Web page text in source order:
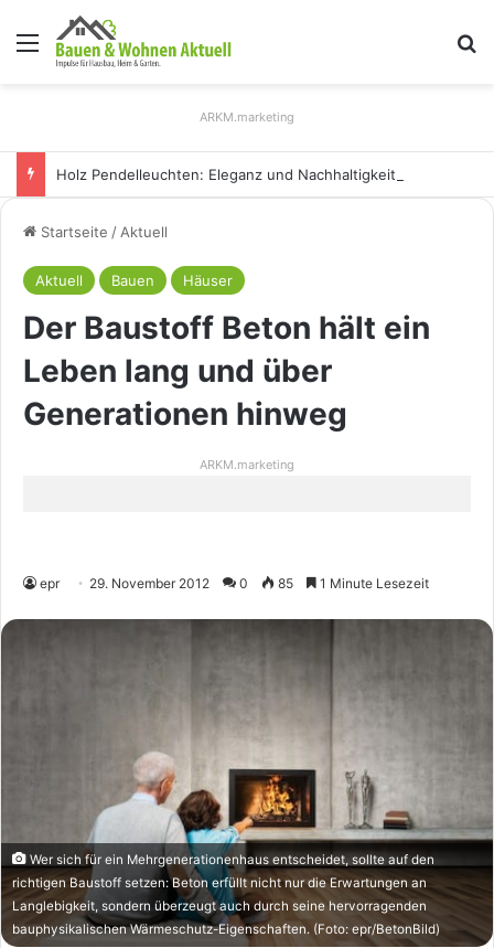
Menü
ARKM.marketing
Startseite / Aktuell
Aktuell Bauen Häuser
Der Baustoff Beton hält ein
Leben lang und über
Generationen hinweg
ARKM.marketing
epr 29. November 2012 0 85 1 Minute Lesezeit
Wer sich für ein Mehrgenerationenhaus entscheidet, sollte auf den
richtigen Baustoff setzen: Beton erfüllt nicht nur die Erwartungen an
Langlebigkeit, sondern überzeugt auch durch seine hervorragenden
bauphysikalischen Wärmeschutz-Eigenschaften. (Foto: epr/BetonBild)